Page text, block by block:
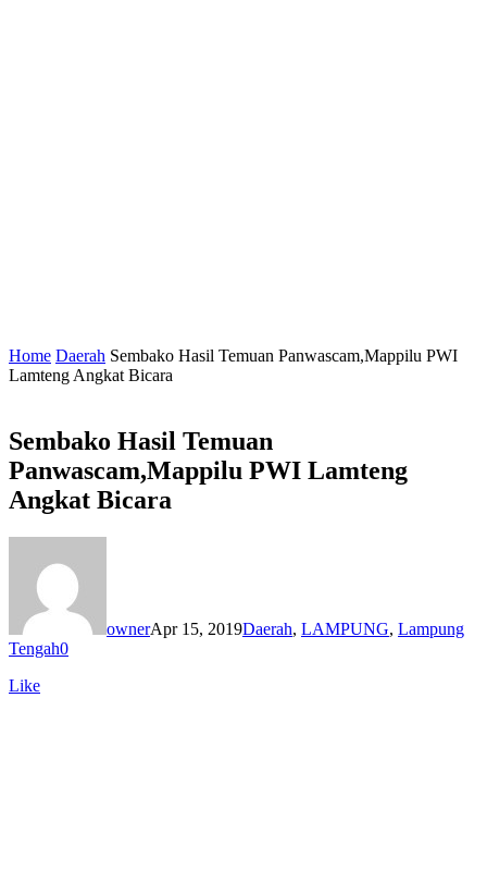
Home Daerah Sembako Hasil Temuan Panwascam,Mappilu PWI
Lamteng Angkat Bicara
Sembako Hasil Temuan
Panwascam,Mappilu PWI Lamteng
Angkat Bicara
ownerApr 15, 2019Daerah, LAMPUNG, Lampung
Tengah0
Like